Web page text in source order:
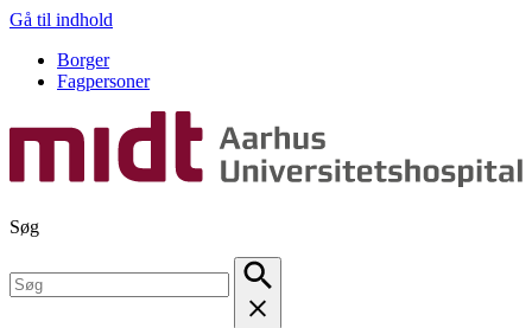
Gå til indhold
Borger
Fagpersoner
Søg